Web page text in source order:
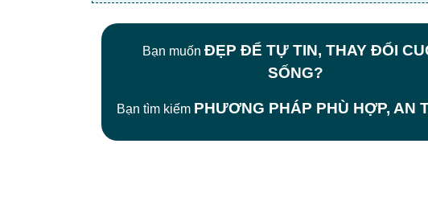
Bạn muốn ĐẸP ĐỂ TỰ TIN, THAY ĐỔI
SỐNG?
Bạn tìm kiếm PHƯƠNG PHÁP PHÙ HỢP, AN